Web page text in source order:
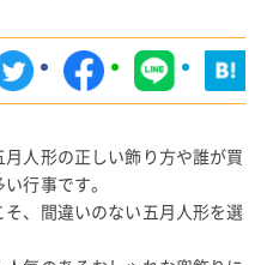
人形の正しい飾り方や誰が買
行事です。
、間違いのない五月人形を選